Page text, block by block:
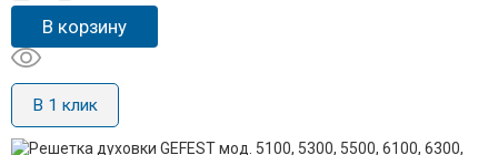
В корзину
В 1 клик